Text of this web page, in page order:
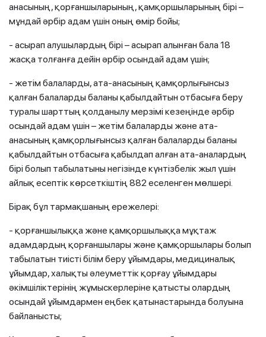
анасының, қорғаншыларының, қамқоршыларының бірі –
мұндай әрбір адам үшін оның өмір бойы;
- асырап алушылардың бірі – асырап алынған бала 18
жасқа толғанға дейін әрбір осындай адам үшін;
- жетім балаларды, ата-анасының қамқорлығынсыз
қалған балаларды баланы қабылдайтын отбасыға беру
туралы шарттың қолданылу мерзімі кезеңінде әрбір
осындай адам үшін – жетім балаларды және ата-
анасының қамқорлығынсыз қалған балаларды баланы
қабылдайтын отбасыға қабылдап алған ата-аналардың
бірі болып табылатыны негізінде күнтізбелік жыл үшін
айлық есептік көрсеткіштің 882 еселенген мөлшері.
Бірақ бұл тармақшаның ережелері:
- қорғаншылыққа және қамқоршылыққа мұқтаж
адамдардың қорғаншылары және қамқоршылары болып
табылатын тиісті білім беру ұйымдары, медициналық
ұйымдар, халықты әлеуметтік қорғау ұйымдары
әкімшіліктерінің жұмыскерлеріне қатысты олардың
осындай ұйымдармен еңбек қатынастарында болуына
байланысты;